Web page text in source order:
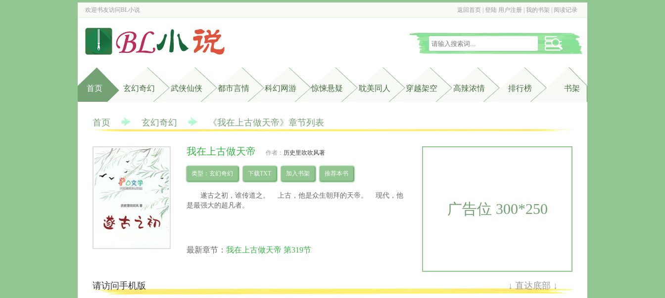
欢迎书友访问BL小说 返回首页 登陆 用户注册 我的书架 阅读记录
首页 玄幻奇幻 武侠仙侠 都市言情 科幻网游 惊悚悬疑 耽美同人 穿越架空 高辣浓情 排行榜 书架
首页 玄幻奇幻 《我在上古做天帝》章节列表
我在上古做天帝 作者： 历史里吹吹风著
类型：玄幻奇幻 下载TXT 加入书架 推荐本书
遂古之初，谁传道之。 上古，他是众生朝拜的天帝。 现代，他
是最强大的超凡者。
最新章节： 我在上古做天帝 第319节
广告位 300*250
请访问手机版 ↓ 直达底部 ↓